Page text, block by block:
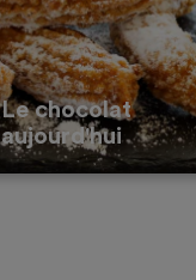
Le chocolat
aujourd'hui